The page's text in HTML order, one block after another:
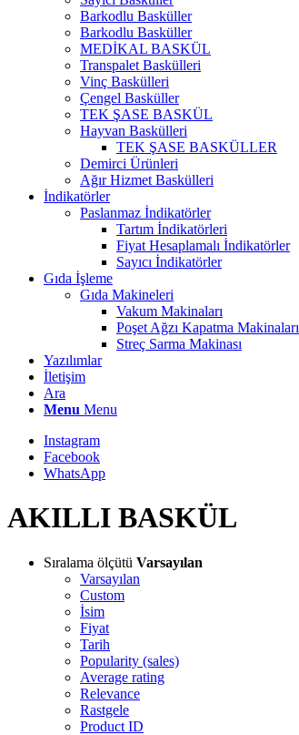
Barkodlu Basküller
Barkodlu Basküller
MEDİKAL BASKÜL
Transpalet Baskülleri
Vinç Baskülleri
Çengel Basküller
TEK ŞASE BASKÜL
Hayvan Baskülleri
TEK ŞASE BASKÜLLER
Demirci Ürünleri
Ağır Hizmet Baskülleri
İndikatörler
Paslanmaz İndikatörler
Tartım İndikatörleri
Fiyat Hesaplamalı İndikatörler
Sayıcı İndikatörler
Gıda İşleme
Gıda Makineleri
Vakum Makinaları
Poşet Ağzı Kapatma Makinaları
Streç Sarma Makinası
Yazılımlar
İletişim
Ara
Menu Menu
Instagram
Facebook
WhatsApp
AKILLI BASKÜL
Sıralama ölçütü Varsayılan
Varsayılan
Custom
İsim
Fiyat
Tarih
Popularity (sales)
Average rating
Relevance
Rastgele
Product ID